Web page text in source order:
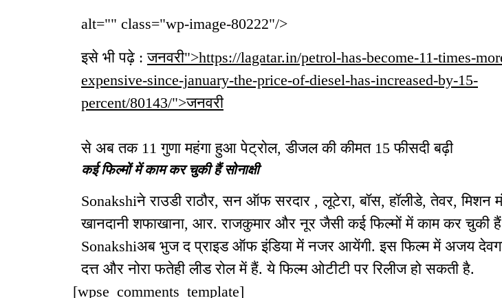
alt="" class="wp-image-80222"/>
इसे भी पढ़े :जनवरी">https://lagatar.in/petrol-has-become-11-times-
expensive-since-january-the-price-of-diesel-has-increased-by-15-
percent/80143/">जनवरी
से अब तक 11 गुणा महंगा हुआ पेट्रोल, डीजल की कीमत 15 फीसदी बढ़ी
कई फिल्मों में काम कर चुकी हैं सोनाक्षी
Sonakshiने राउडी राठौर, सन ऑफ सरदार , लूटेरा, बॉस, हॉलीडे, तेवर, मिशन
खानदानी शफाखाना, आर. राजकुमार और नूर जैसी कई फिल्मों में काम कर चुकी
Sonakshiअब भुज द प्राइड ऑफ इंडिया में नजर आयेंगी. इस फिल्म में अजय
दत्त और नोरा फतेही लीड रोल में हैं. ये फिल्म ओटीटी पर रिलीज हो सकती है.
[wpse_comments_template]